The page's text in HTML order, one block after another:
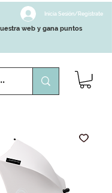
Inicia Sesión/Regístrate
web y gana puntos